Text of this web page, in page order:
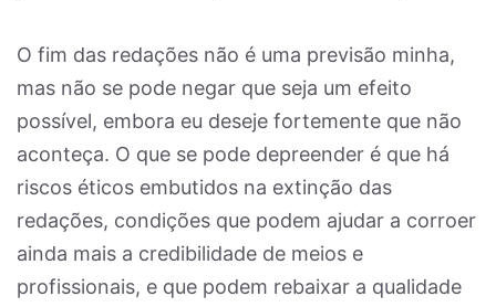
O fim das redações não é uma previsão minha,
mas não se pode negar que seja um efeito
possível, embora eu deseje fortemente que não
aconteça. O que se pode depreender é que há
riscos éticos embutidos na extinção das
redações, condições que podem ajudar a corroer
ainda mais a credibilidade de meios e
profissionais, e que podem rebaixar a qualidade